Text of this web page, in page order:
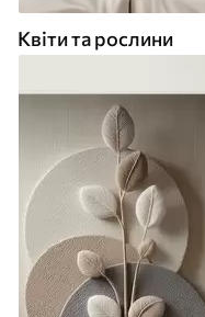
Квіти та рослини